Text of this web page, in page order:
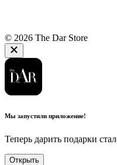
© 2026 The Dar Store
Мы запустили приложение!
Теперь дарить подарки
Открыть